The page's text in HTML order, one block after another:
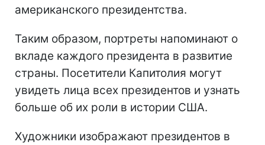
американского президентства.
Таким образом, портреты напоминают о
вкладе каждого президента в развитие
страны. Посетители Капитолия могут
увидеть лица всех президентов и узнать
больше об их роли в истории США.
Художники изображают президентов в